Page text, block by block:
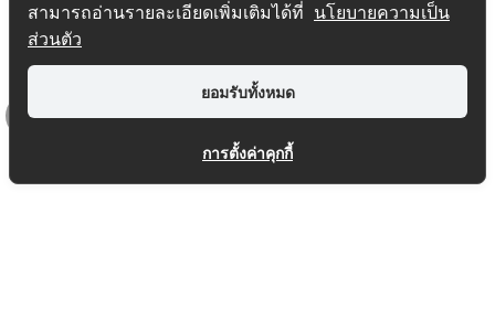
Tag :A Space Mega 2,Condominium ,คอนโดบางนา,คอนโด
ใกล้สุวรรณภูมิ,คอนโดใกล้เมกาบางนา
สามารถอ่านรายละเอียดเพิ่มเติมได้ที่ นโยบายความเป็น
ส่วนตัว
ยอมรับทั้งหมด
การตั้งค่าคุกกี้